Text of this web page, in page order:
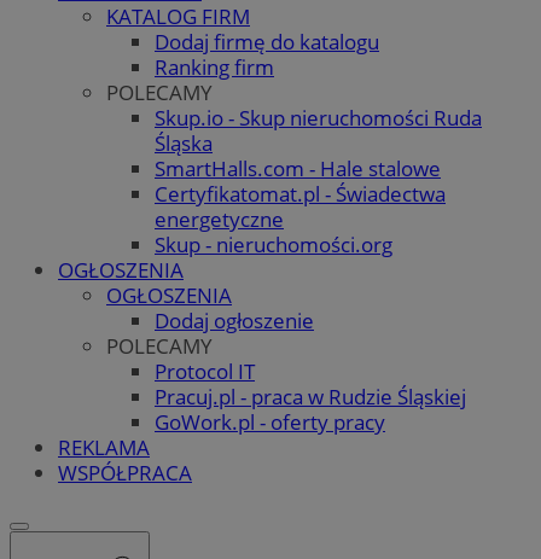
KATALOG FIRM
Dodaj firmę do katalogu
Ranking firm
POLECAMY
Skup.io - Skup nieruchomości Ruda
Śląska
SmartHalls.com - Hale stalowe
Certyfikatomat.pl - Świadectwa
energetyczne
Skup - nieruchomości.org
OGŁOSZENIA
OGŁOSZENIA
Dodaj ogłoszenie
POLECAMY
Protocol IT
Pracuj.pl - praca w Rudzie Śląskiej
GoWork.pl - oferty pracy
REKLAMA
WSPÓŁPRACA